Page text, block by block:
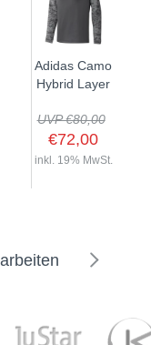
Adidas Camo
Hybrid Layer
UVP €80,00
€72,00
inkl. 19% MwSt.